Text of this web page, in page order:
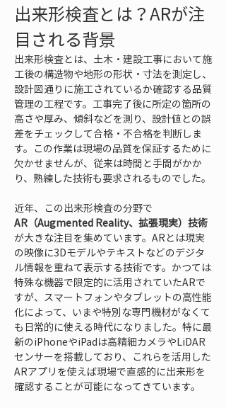
出来形検査とは？ARが注
目される背景
出来形検査とは、土木・建設工事において施
工後の構造物や地形の形状・寸法を測定し、
設計図通りに施工されているか確認する品質
管理の工程です。工事完了後に所定の箇所の
高さや厚み、傾斜などを測り、設計値との誤
差をチェックして合格・不合格を判断しま
す。この作業は現場の品質を保証するために
欠かせませんが、従来は時間と手間がかか
り、熟練した技術も要求されるものでした。
近年、この出来形検査の分野で
AR（Augmented Reality、拡張現実）技術
が大きな注目を集めています。ARとは現実
の映像に3Dモデルやテキストなどのデジタ
ル情報を重ねて表示する技術です。かつては
特殊な機器で限定的に活用されていたARで
すが、スマートフォンやタブレットの高性能
化によって、いまや特別な専門機材がなくて
も日常的に使える時代になりました。特に最
新のiPhoneやiPadは高精細カメラやLiDAR
センサーを搭載しており、これらを活用した
ARアプリを使えば現場で直感的に出来形を
確認することが可能になってきています。